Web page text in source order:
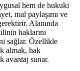
hem de hukuki
mal paylaşımı ve
Alanında
haklarını
sağlar. Özellikle
almak, hak
avantaj sunar.